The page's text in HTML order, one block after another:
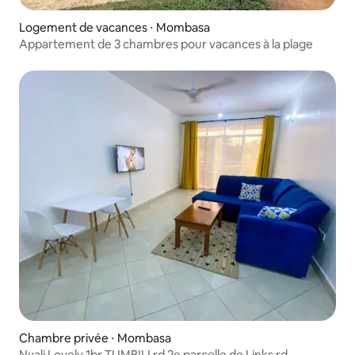
Logement de vacances ⋅ Mombasa
Appartement de 3 chambres pour vacances à la plage
Chambre privée ⋅ Mombasa